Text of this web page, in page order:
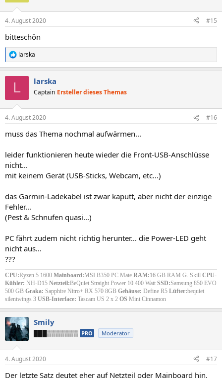
4. August 2020 #15
bitteschön
R
e
e
:
larska
L larska
Captain Ersteller dieses Themas
4. August 2020 #16
muss das Thema nochmal aufwärmen...
leider funktionieren heute wieder die Front-USB-Anschlüsse
nicht...
mit keinem Gerät (USB-Sticks, Webcam, etc...)
das Garmin-Ladekabel ist zwar kaputt, aber nicht der einzige
Fehler...
(Pest & Schnufen quasi...)
PC fährt zudem nicht richtig herunter... die Power-LED geht
nicht aus...
???
CPU:Ryzen 5 1600 Mainboard:MSI B350 PC Mate RAM:16 GB RAM G. Skill CPU-
Kühler: NH-D15 Netzteil:BeQuiet Straight Power 10 400 Watt SSD:Samsung 850 EVO
500 GB Graka: Sapphire Nitro+ RX 570 8GB Gehäuse: Define R5 Lüfter:bequiet
silentwings 3 USB-Interface: Tascam US 2 x 2 OS Mint Cinnamon
Smily
███▒▒▒▒▒▒▒ PRO Moderator
4. August 2020 #17
Der letzte Satz deutet eher auf Netzteil oder Mainboard hin.